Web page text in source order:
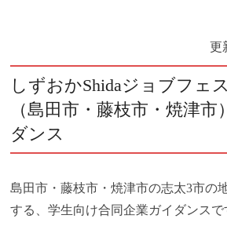
更
しずおかShidaジョブフェ
（島田市・藤枝市・焼津市
ダンス
島田市・藤枝市・焼津市の志太3市の
する、学生向け合同企業ガイダンスで